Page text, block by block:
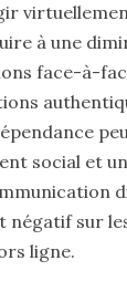
à une
face-à-
social et
négatif sur
ligne.